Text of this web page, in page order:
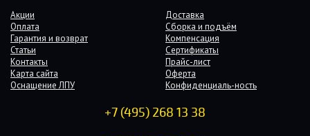
Акции
Доставка
Оплата
Сборка и подъём
Гарантия и возврат
Компенсация
Статьи
Сертификаты
Контакты
Прайс-лист
Карта сайта
Оферта
Оснащение ЛПУ
Конфиденциаль-ность
+7 (495) 268 13 38